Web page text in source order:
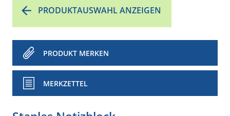
PRODUKTAUSWAHL ANZEIGEN
PRODUKT MERKEN
MERKZETTEL